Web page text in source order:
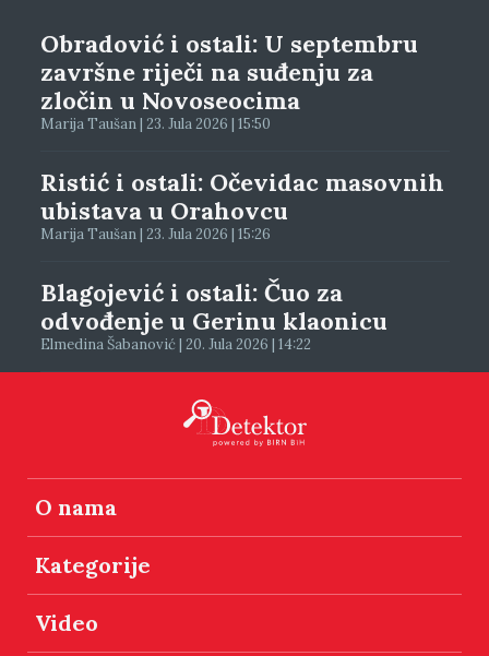
Obradović i ostali: U septembru
završne riječi na suđenju za
zločin u Novoseocima
Marija Taušan | 23. Jula 2026 | 15:50
Ristić i ostali: Očevidac masovnih
ubistava u Orahovcu
Marija Taušan | 23. Jula 2026 | 15:26
Blagojević i ostali: Čuo za
odvođenje u Gerinu klaonicu
Elmedina Šabanović | 20. Jula 2026 | 14:22
O nama
Kategorije
Video